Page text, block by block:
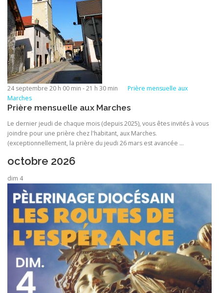
24 septembre 20 h 00 min -21 h 30 min
Prière mensuelle aux
Marches
Prière mensuelle aux Marches
Le dernier jeudi de chaque mois (depuis 2025), vous êtes invités à vous
joindre pour une prière chez l'habitant, aux Marches.
(exceptionnellement, la prière du jeudi 26 mars est avancée ...
octobre 2026
dim 4